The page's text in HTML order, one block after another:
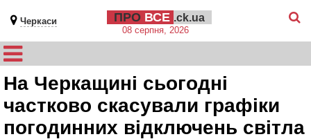
Черкаси ПРО ВСЕ .ck.ua
08 серпня, 2026
На Черкащині сьогодні
частково скасували графіки
погодинних відключень світла